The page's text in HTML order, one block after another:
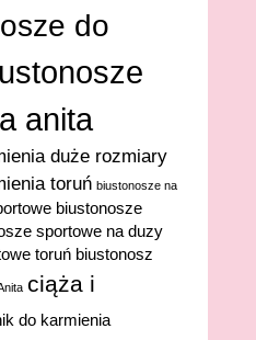
do
anita
duże rozmiary
toruń biustonosze na
biustonosze
sportowe na duzy
toruń biustonosz
ciąża i
do karmienia